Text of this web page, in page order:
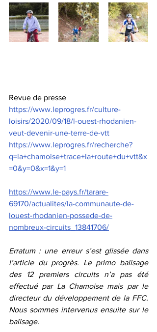
Revue de presse
https://www.leprogres.fr/culture-
loisirs/2020/09/18/l-ouest-rhodanien-
veut-devenir-une-terre-de-vtt
https://www.leprogres.fr/recherche?
q=la+chamoise+trace+la+route+du+vtt&x
=0&y=0&x=1&y=1
https://www.le-pays.fr/tarare-
69170/actualites/la-communaute-de-
louest-rhodanien-possede-de-
nombreux-circuits_13841706/
Erratum : une erreur s’est glissée dans
l’article du progrès. Le primo balisage
des 12 premiers circuits n’a pas été
effectué par La Chamoise mais par le
directeur du développement de la FFC.
Nous sommes intervenus ensuite sur le
balisage.